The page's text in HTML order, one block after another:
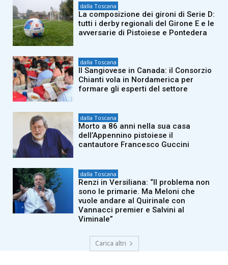
dalla Toscana
La composizione dei gironi di Serie D:
tutti i derby regionali del Girone E e le
avversarie di Pistoiese e Pontedera
dalla Toscana
Il Sangiovese in Canada: il Consorzio
Chianti vola in Nordamerica per
formare gli esperti del settore
dalla Toscana
Morto a 86 anni nella sua casa
dell’Appennino pistoiese il
cantautore Francesco Guccini
dalla Toscana
Renzi in Versiliana: “Il problema non
sono le primarie. Ma Meloni che
vuole andare al Quirinale con
Vannacci premier e Salvini al
Viminale”
Carica altri